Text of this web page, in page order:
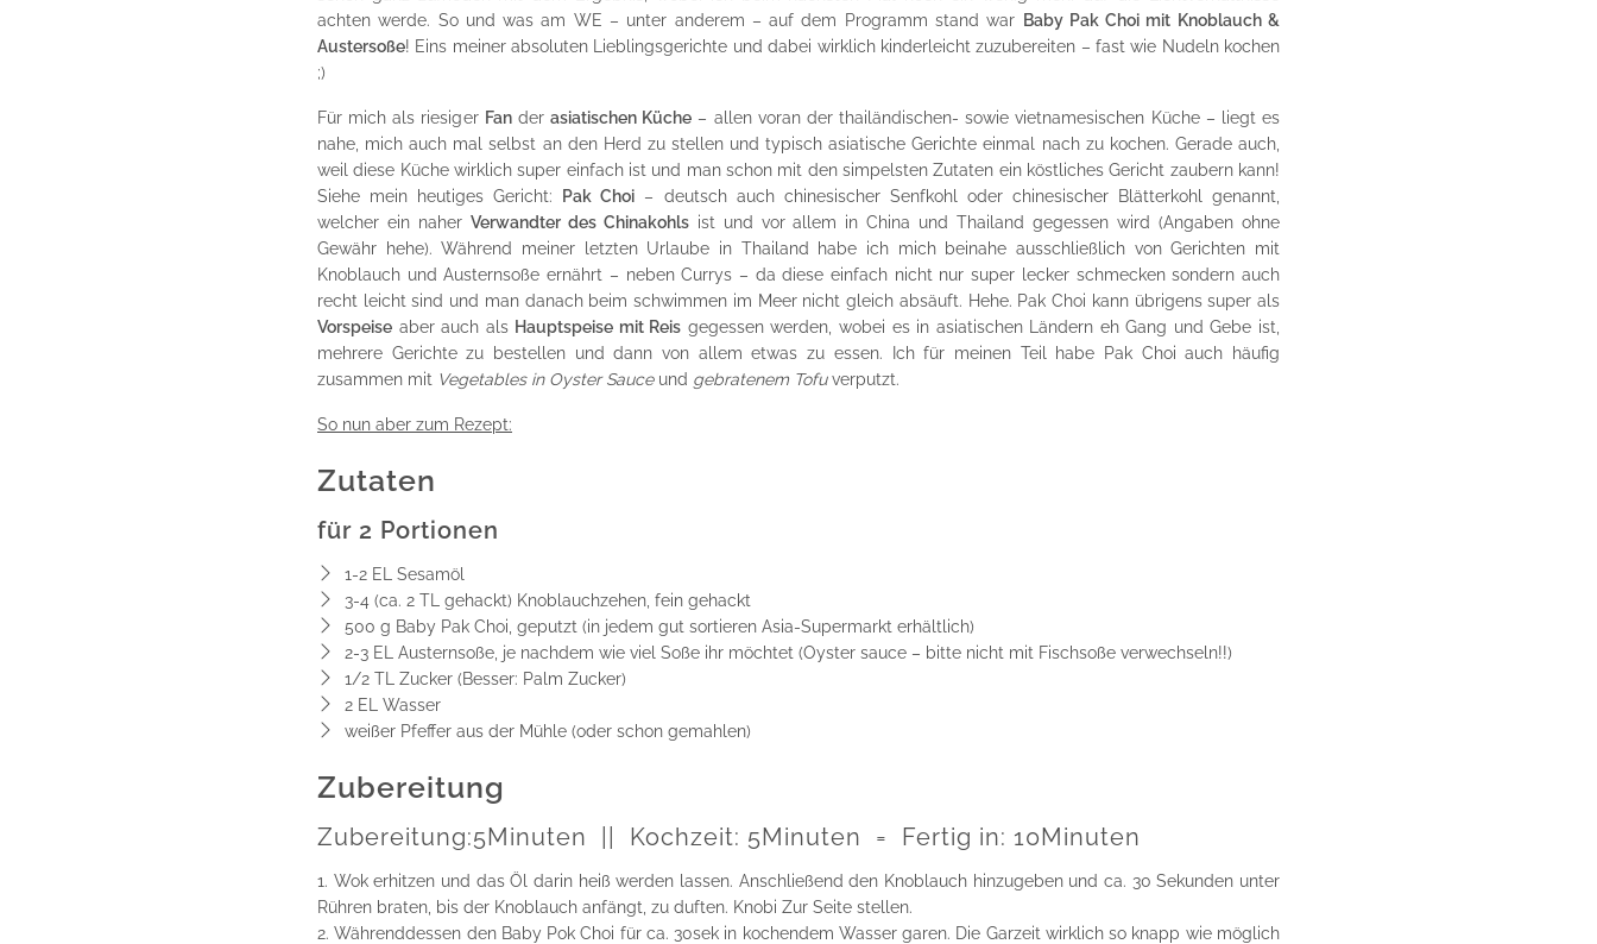
achten werde. So und was am WE – unter anderem – auf dem Programm stand war Baby Pak Choi mit Knoblauch &
Austersoße! Eins meiner absoluten Lieblingsgerichte und dabei wirklich kinderleicht zuzubereiten – fast wie Nudeln kochen
;)
Für mich als riesiger Fanderasiatischen Küche – allen voran der thailändischen- sowie vietnamesischen Küche – liegt es
nahe, mich auch mal selbst an den Herd zu stellen und typisch asiatische Gerichte einmal nach zu kochen. Gerade auch,
weil diese Küche wirklich super einfach ist und man schon mit den simpelsten Zutaten ein köstliches Gericht zaubern kann!
Siehe mein heutiges Gericht:
Pak Choi – deutsch auch chinesischer Senfkohl oder chinesischer Blätterkohl genannt,
welcher ein naher Verwandter des Chinakohlsist und vor allem in China und Thailand gegessen wird (Angaben ohne
Gewähr hehe). Während meiner letzten Urlaube in Thailand habe ich mich beinahe ausschließlich von Gerichten mit
Knoblauch und Austernsoße ernährt – neben Currys – da diese einfach nicht nur super lecker schmecken sondern auch
recht leicht sind und man danach beim schwimmen im Meer nicht gleich absäuft. Hehe. Pak Choi kann übrigens super als
Vorspeise aber auch als Hauptspeise mit Reis gegessen werden, wobei es in asiatischen Ländern eh Gang und Gebe ist,
mehrere Gerichte zu bestellen und dann von allem etwas zu essen. Ich für meinen Teil habe Pak Choi auch häufig
zusammen mit Vegetables in Oyster Sauceund gebratenem Tofuverputzt.
So nun aber zum Rezept:
Zutaten
für 2 Portionen
1-2 EL Sesamöl
3-4 (ca. 2 TL gehackt) Knoblauchzehen, fein gehackt
500 g Baby Pak Choi, geputzt (in jedem gut sortieren Asia-Supermarkt erhältlich)
2-3 EL Austernsoße, je nachdem wie viel Soße ihr möchtet (Oyster sauce – bitte nicht mit Fischsoße verwechseln!!)
1/2 TL Zucker (Besser: Palm Zucker)
2 EL Wasser
weißer Pfeffer aus der Mühle (oder schon gemahlen)
Zubereitung
Zubereitung:5Minuten || Kochzeit: 5Minuten = Fertig in: 10Minuten
Wok erhitzen und das Öl darin heiß werden lassen. Anschließend den Knoblauch hinzugeben und ca. 30 Sekunden unter
Rühren braten, bis der Knoblauch anfängt, zu duften. Knobi Zur Seite stellen.
Währenddessen den Baby Pok Choi für ca. 30sek in kochendem Wasser garen. Die Garzeit wirklich so knapp wie möglich